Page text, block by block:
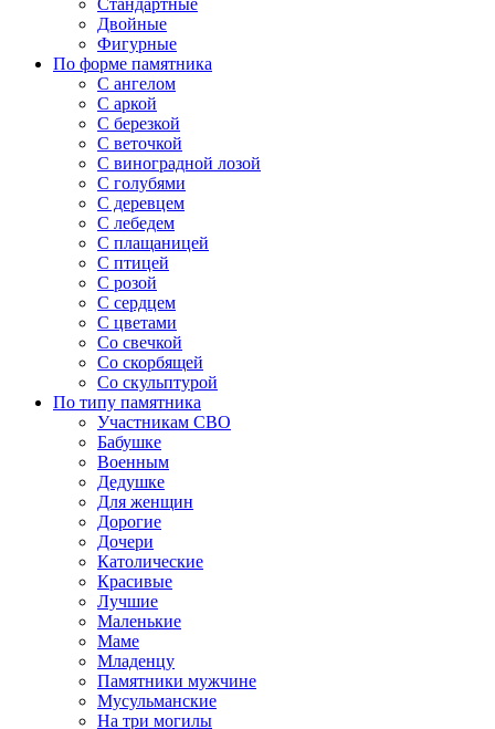
Стандартные
Двойные
Фигурные
По форме памятника
С ангелом
С аркой
С березкой
С веточкой
С виноградной лозой
С голубями
С деревцем
С лебедем
С плащаницей
С птицей
С розой
С сердцем
С цветами
Со свечкой
Со скорбящей
Со скульптурой
По типу памятника
Участникам СВО
Бабушке
Военным
Дедушке
Для женщин
Дорогие
Дочери
Католические
Красивые
Лучшие
Маленькие
Маме
Младенцу
Памятники мужчине
Мусульманские
На три могилы